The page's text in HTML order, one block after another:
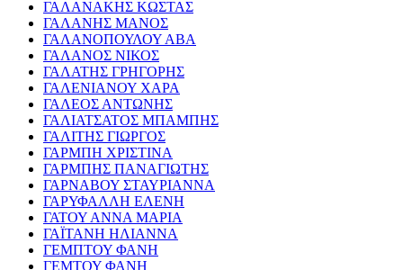
ΓΑΛΑΝΑΚΗΣ ΚΩΣΤΑΣ
ΓΑΛΑΝΗΣ ΜΑΝΟΣ
ΓΑΛΑΝΟΠΟΥΛΟΥ ΑΒΑ
ΓΑΛΑΝΟΣ ΝΙΚΟΣ
ΓΑΛΑΤΗΣ ΓΡΗΓΟΡΗΣ
ΓΑΛΕΝΙΑΝΟΥ ΧΑΡΑ
ΓΑΛΕΟΣ ΑΝΤΩΝΗΣ
ΓΑΛΙΑΤΣΑΤΟΣ ΜΠΑΜΠΗΣ
ΓΑΛΙΤΗΣ ΓΙΩΡΓΟΣ
ΓΑΡΜΠΗ ΧΡΙΣΤΙΝΑ
ΓΑΡΜΠΗΣ ΠΑΝΑΓΙΩΤΗΣ
ΓΑΡΝΑΒΟΥ ΣΤΑΥΡΙΑΝΝΑ
ΓΑΡΥΦΑΛΛΗ ΕΛΕΝΗ
ΓΑΤΟΥ ΑΝΝΑ ΜΑΡΙΑ
ΓΑΪΤΑΝΗ ΗΛΙΑΝΝΑ
ΓΕΜΠΤΟΥ ΦΑΝΗ
ΓΕΜΤΟΥ ΦΑΝΗ